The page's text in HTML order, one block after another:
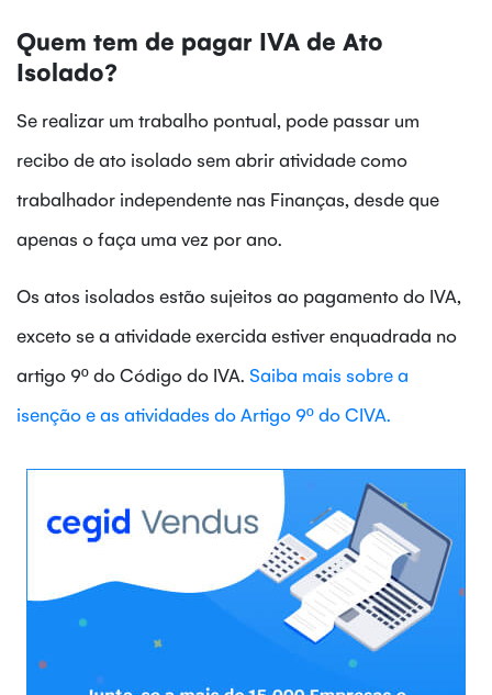
Quem tem de pagar IVA de Ato
Isolado?
Se realizar um trabalho pontual, pode passar um
recibo de ato isolado sem abrir atividade como
trabalhador independente nas Finanças, desde que
apenas o faça uma vez por ano.
Os atos isolados estão sujeitos ao pagamento do IVA,
exceto se a atividade exercida estiver enquadrada no
artigo 9º do Código do IVA. Saiba mais sobre a
isenção e as atividades do Artigo 9º do CIVA.